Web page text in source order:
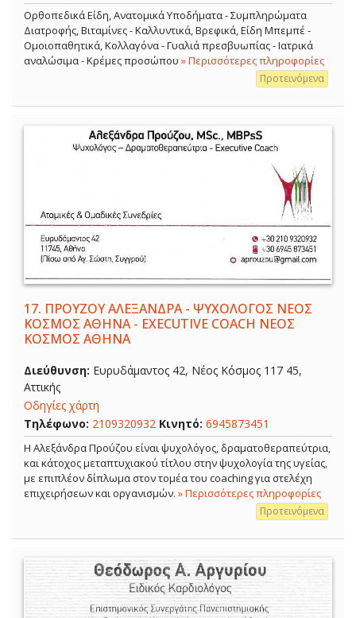
Ορθοπεδικά Είδη, Ανατομικά Υποδήματα - Συμπληρώματα
Διατροφής, Βιταμίνες - Καλλυντικά, Βρεφικά, Είδη Μπεμπέ -
Ομοιοπαθητικά, Κολλαγόνα - Γυαλιά πρεσβυωπίας - Ιατρικά
αναλώσιμα - Κρέμες προσώπου » Περισσότερες πληροφορίες
Προτεινόμενα
17. ΠΡΟΥΖΟΥ ΑΛΕΞΑΝΔΡΑ - ΨΥΧΟΛΟΓΟΣ ΝΕΟΣ
ΚΟΣΜΟΣ ΑΘΗΝΑ - EXECUTIVE COACH ΝΕΟΣ
ΚΟΣΜΟΣ ΑΘΗΝΑ
Διεύθυνση: Ευρυδάμαντος 42, Νέος Κόσμος 117 45,
Αττικής
Οδηγίες χάρτη
Τηλέφωνο: 2109320932 Κινητό: 6945873451
Η Αλεξάνδρα Προύζου είναι ψυχολόγος, δραματοθεραπεύτρια,
και κάτοχος μεταπτυχιακού τίτλου στην ψυχολογία της υγείας,
με επιπλέον δίπλωμα στον τομέα του coaching για στελέχη
επιχειρήσεων και οργανισμών. » Περισσότερες πληροφορίες
Προτεινόμενα